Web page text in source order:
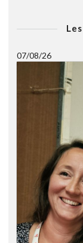
07/08/26